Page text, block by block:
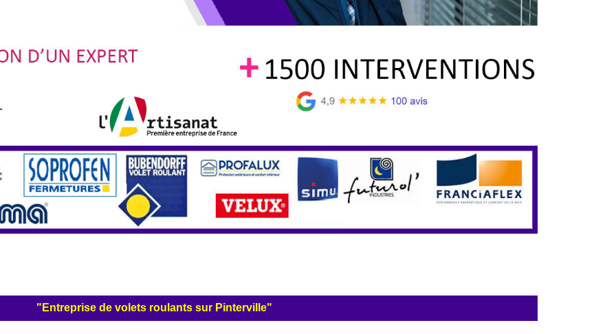
"Entreprise de volets roulants sur Pinterville"